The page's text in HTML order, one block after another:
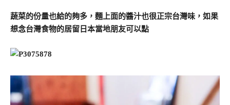
蔬菜的份量也給的夠多，麵上面的醬汁也很正宗台灣味，如果
想念台灣食物的居留日本當地朋友可以點